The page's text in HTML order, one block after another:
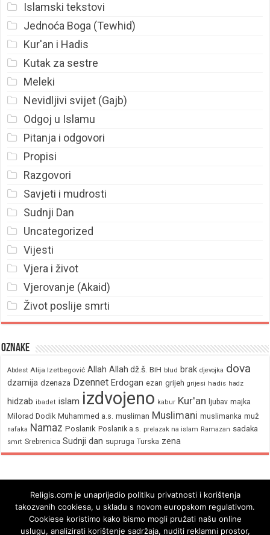
Islamski tekstovi
Jednoća Boga (Tewhid)
Kur'an i Hadis
Kutak za sestre
Meleki
Nevidljivi svijet (Gajb)
Odgoj u Islamu
Pitanja i odgovori
Propisi
Razgovori
Savjeti i mudrosti
Sudnji Dan
Uncategorized
Vijesti
Vjera i život
Vjerovanje (Akaid)
Život poslije smrti
Oznake
Abdest Alija Izetbegović Allah Allah dž.š. BiH blud brak djevojka dova
dzamija dzenaza Dzennet Erdogan ezan grijeh grijesi hadis hadz
hidzab ibadet islam izdvojeno kabur Kur'an ljubav majka
Milorad Dodik Muhammed a.s. musliman Muslimani muslimanka muž
nafaka Namaz Poslanik Poslanik a.s. prelazak na islam Ramazan sadaka
smrt Srebrenica Sudnji dan supruga Turska zena
Religis.com je unaprijedio politiku privatnosti i korištenja
takozvanih cookiesa, u skladu s novom europskom regulativom.
Cookiese koristimo kako bismo mogli pružati našu online
uslugu, analizirati korištenje sadržaja, nuditi reklamni prostor,